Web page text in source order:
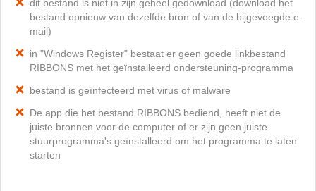
dit bestand is niet in zijn geheel gedownload (download het
bestand opnieuw van dezelfde bron of van de bijgevoegde e-
mail)
in "Windows Register" bestaat er geen goede linkbestand
RIBBONS met het geïnstalleerd ondersteuning-programma
bestand is geïnfecteerd met virus of malware
De app die het bestand RIBBONS bediend, heeft niet de
juiste bronnen voor de computer of er zijn geen juiste
stuurprogramma's geïnstalleerd om het programma te laten
starten